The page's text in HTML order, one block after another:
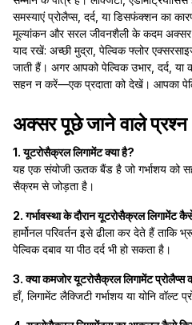
समस्याएं प्रोलैप्स, दर्द, या डिसफंक्शन का
मूल्यांकन और सरल जीवनशैली के कदम
याद रखें: अच्छी मुद्रा, पेल्विक फ्लोर
जाती हैं। अगर आपको पेल्विक उभार, दर्द, या
सहन न करें—एक प्रदाता को देखें। आपका
अक्सर पूछे जाने वाले प्रश्न
1. यूटरोसैक्रल लिगामेंट क्या है?
यह एक संयोजी ऊतक बैंड है जो गर्भाशय को
सैक्रम से जोड़ता है।
2. गर्भावस्था के दौरान यूटरोसैक्रल लिगामेंट
हार्मोनल परिवर्तन इसे ढीला कर देते हैं
पेल्विक दबाव या पीठ दर्द भी हो सकता है।
3. क्या कमजोर यूटरोसैक्रल लिगामेंट प्रोलैप्स
हाँ, लिगामेंट लैक्जिटी गर्भाशय या योनि